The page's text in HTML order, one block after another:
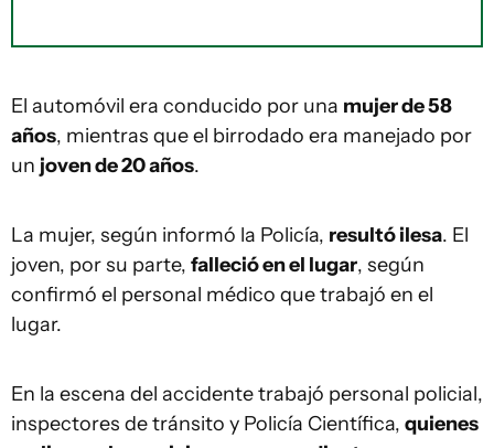
El automóvil era conducido por una mujer de 58
años, mientras que el birrodado era manejado por
un joven de 20 años.
La mujer, según informó la Policía, resultó ilesa. El
joven, por su parte, falleció en el lugar, según
confirmó el personal médico que trabajó en el
lugar.
En la escena del accidente trabajó personal policial,
inspectores de tránsito y Policía Científica, quienes